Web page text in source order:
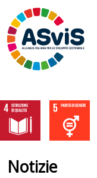
Notizie